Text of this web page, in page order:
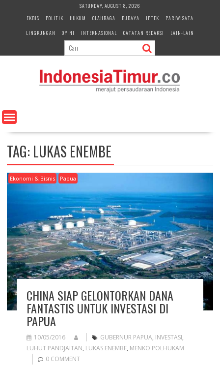
e
n
SATURDAY, AUGUST 8, 2026
EKBIS
POLITIK HUKUM OLAHRAGA BUDAYA IPTEK
PARIWISATA
LINGKUNGAN
OPINI INTERNASIONAL CATATAN REDAKSI LAIN-LAIN
TAG: LUKAS ENEMBE
Ekonomi & Bisnis Papua
CHINA SIAP GELONTORKAN DANA
FANTASTIS UNTUK INVESTASI DI
PAPUA
10/05/2016 GUBERNUR PAPUA, INVESTASI,
LUHUT PANDJAITAN, LUKAS ENEMBE, MENKO POLHUKAM
0 COMMENT